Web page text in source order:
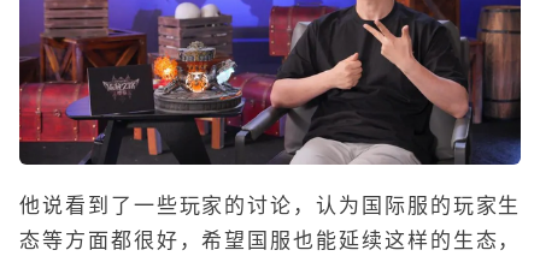
他说看到了一些玩家的讨论，认为国际服的玩家生
态等方面都很好，希望国服也能延续这样的生态，